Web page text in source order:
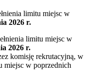
limitu miejsc w
2026 r.
limitu miejsc w
2026 r.
komisję rekrutacyjną, w
miejsc w poprzednich